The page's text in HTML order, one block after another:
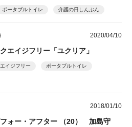
ポータブルトイレ 介護の日しんぶん
2020/04/10
エイジフリー「ユクリア」
イジフリー ポータブルトイレ
2018/01/10
フォー・アフター （20） 加島守